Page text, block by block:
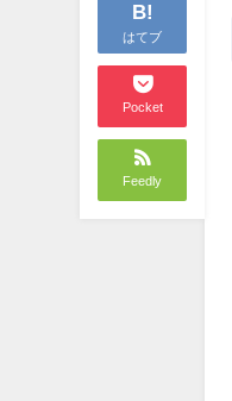
B!
はてブ
Pocket
Feedly